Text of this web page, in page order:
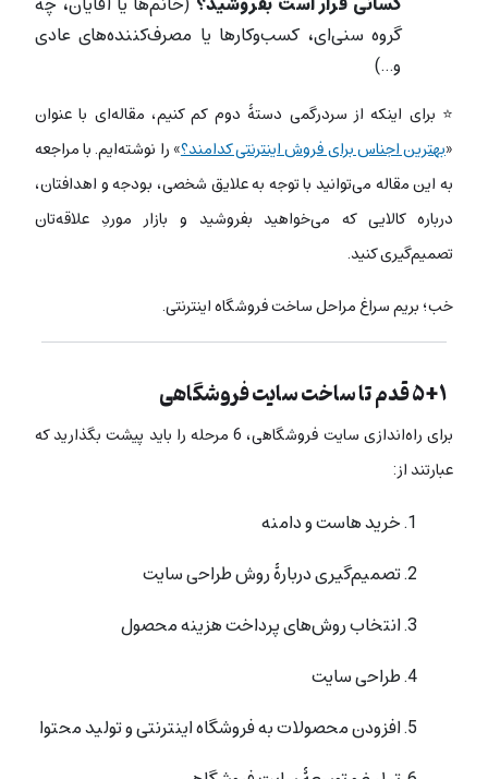
گروه سنی‌ای، کسب‌وکارها یا مصرف‌کننده‌های عادی
و…)
⭐ برای اینکه از سردرگمی دستۀ دوم کم کنیم، مقاله‌ای با عنوان
«بهترین اجناس برای فروش اینترنتی کدامند؟» را نوشته‌ایم. با مراجعه
به این مقاله می‌توانید با توجه به علایق شخصی، بودجه و اهدافتان،
درباره کالایی که می‌خواهید بفروشید و بازار موردِ علاقه‌تان
تصمیم‌گیری کنید.
خب؛ بریم سراغ مراحل ساخت فروشگاه اینترنتی.
۵+۱ قدم تا ساخت سایت فروشگاهی
برای راه‌اندازی سایت فروشگاهی، 6 مرحله را باید پیشت بگذارید که
عبارتند از:
خرید هاست و دامنه
تصمیم‌گیری دربارۀ روش طراحی سایت
انتخاب روش‌های پرداخت هزینه محصول
طراحی سایت
افزودن محصولات به فروشگاه اینترنتی و تولید محتوا